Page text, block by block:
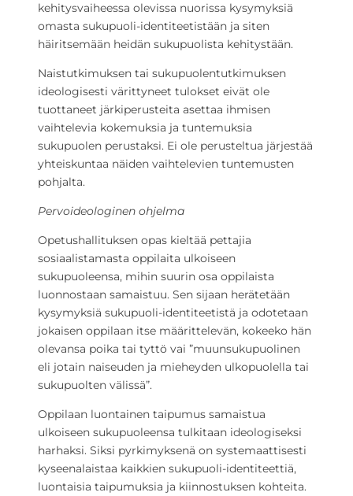
kehitysvaiheessa olevissa nuorissa kysymyksiä
omasta sukupuoli-identiteetistään ja siten
häiritsemään heidän sukupuolista kehitystään.
Naistutkimuksen tai sukupuolentutkimuksen
ideologisesti värittyneet tulokset eivät ole
tuottaneet järkiperusteita asettaa ihmisen
vaihtelevia kokemuksia ja tuntemuksia
sukupuolen perustaksi. Ei ole perusteltua järjestää
yhteiskuntaa näiden vaihtelevien tuntemusten
pohjalta.
Pervoideologinen ohjelma
Opetushallituksen opas kieltää pettajia
sosiaalistamasta oppilaita ulkoiseen
sukupuoleensa, mihin suurin osa oppilaista
luonnostaan samaistuu. Sen sijaan herätetään
kysymyksiä sukupuoli-identiteetistä ja odotetaan
jokaisen oppilaan itse määrittelevän, kokeeko hän
olevansa poika tai tyttö vai ”muunsukupuolinen
eli jotain naiseuden ja mieheyden ulkopuolella tai
sukupuolten välissä”.
Oppilaan luontainen taipumus samaistua
ulkoiseen sukupuoleensa tulkitaan ideologiseksi
harhaksi. Siksi pyrkimyksenä on systemaattisesti
kyseenalaistaa kaikkien sukupuoli-identiteettiä,
luontaisia taipumuksia ja kiinnostuksen kohteita.